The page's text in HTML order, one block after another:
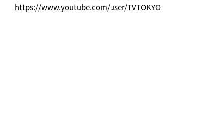
https://www.youtube.com/user/TVTOKYO